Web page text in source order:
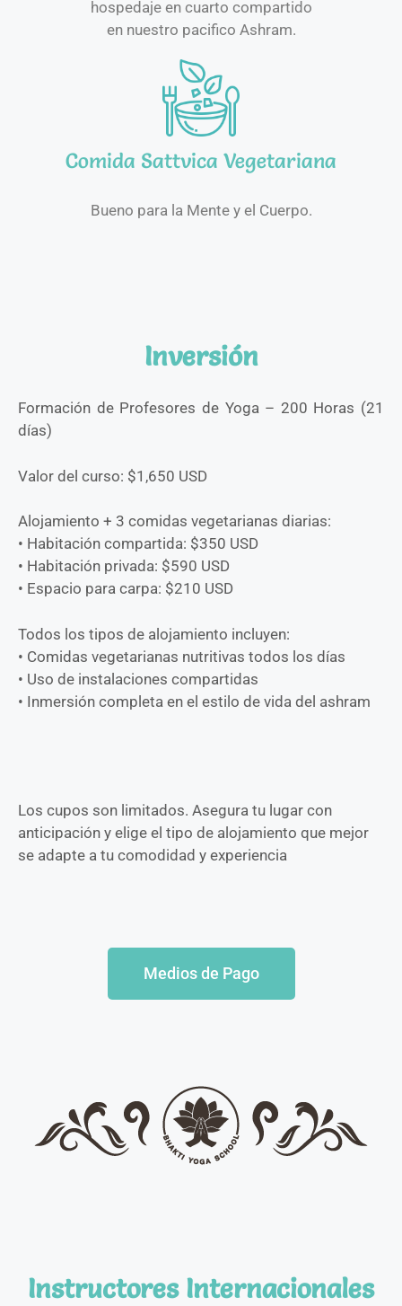
hospedaje en cuarto compartido
en nuestro pacifico Ashram.
Comida Sattvica Vegetariana
Bueno para la Mente y el Cuerpo.
Inversión
Formación de Profesores de Yoga – 200 Horas (21
días)
Valor del curso: $1,650 USD
Alojamiento + 3 comidas vegetarianas diarias:
• Habitación compartida: $350 USD
• Habitación privada: $590 USD
• Espacio para carpa: $210 USD
Todos los tipos de alojamiento incluyen:
• Comidas vegetarianas nutritivas todos los días
• Uso de instalaciones compartidas
• Inmersión completa en el estilo de vida del ashram
Los cupos son limitados. Asegura tu lugar con
anticipación y elige el tipo de alojamiento que mejor
se adapte a tu comodidad y experiencia
Medios de Pago
Instructores Internacionales